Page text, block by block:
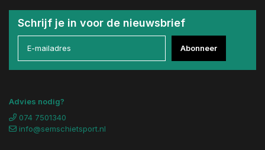
Schrijf je in voor de nieuwsbrief
Abonneer
Advies nodig?
074 7501340
info@semschietsport.nl